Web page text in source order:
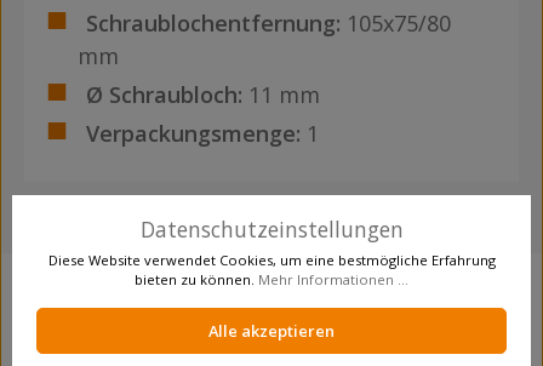
Schraublochentfernung: 105x75/80
mm
Ø Schraubloch: 11 mm
Verpackungsmenge: 1
Produktgalerie überspringen
Crosseling
Datenschutzeinstellungen
Diese Website verwendet Cookies, um eine bestmögliche Erfahrung
bieten zu können. Mehr Informationen ...
Alle akzeptieren